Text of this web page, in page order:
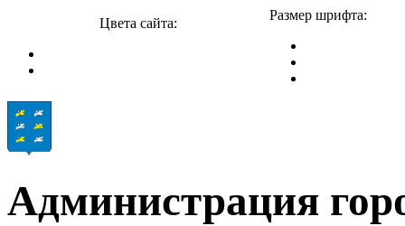
Цвета сайта:
Размер шрифта:
Администрация